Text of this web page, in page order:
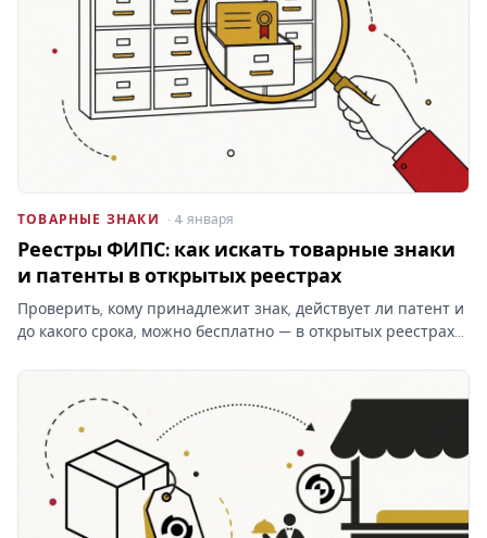
ТОВАРНЫЕ ЗНАКИ · 4 января
Реестры ФИПС: как искать товарные знаки
и патенты в открытых реестрах
Проверить, кому принадлежит знак, действует ли патент и
до какого срока, можно бесплатно — в открытых реестрах
институт, чем они отличаются от платного поиска и что в